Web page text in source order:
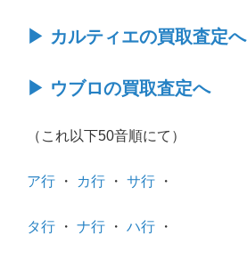
▶ カルティエの買取査定へ
▶ ウブロの買取査定へ
（これ以下50音順にて）
ア行 ・ カ行 ・ サ行 ・
タ行 ・ ナ行 ・ ハ行 ・